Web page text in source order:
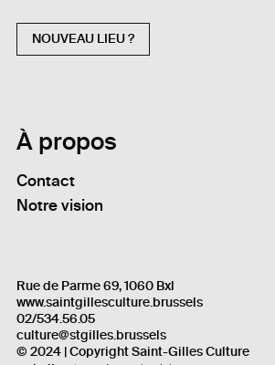
NOUVEAU LIEU ?
À propos
Contact
Notre vision
Rue de Parme 69, 1060 Bxl
www.saintgillesculture.brussels
02/534.56.05
culture@stgilles.brussels
© 2024 | Copyright Saint-Gilles Culture